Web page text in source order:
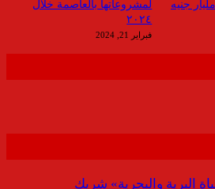
لمشروعاتها بالعاصمة خلال
٢٠٢٤
فبراير 21, 2024
البرية والبحرية» شريك